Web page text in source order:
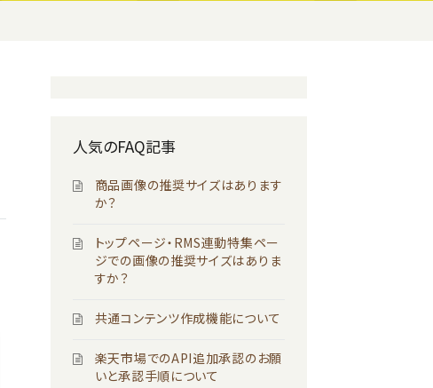
人気のFAQ記事
商品画像の推奨サイズはあります
か？
トップページ・RMS連動特集ペー
ジでの画像の推奨サイズはありま
すか？
共通コンテンツ作成機能について
楽天市場でのAPI追加承認のお願
いと承認手順について